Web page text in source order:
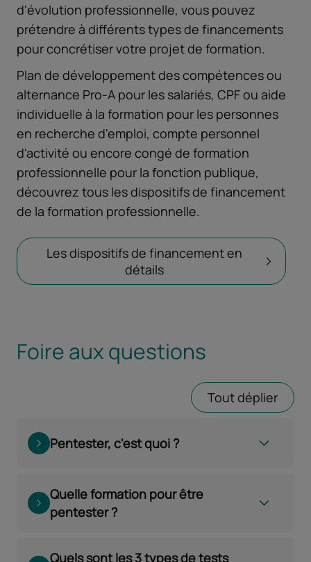
d'évolution professionnelle, vous pouvez
prétendre à différents types de financements
pour concrétiser votre projet de formation.
Plan de développement des compétences ou
alternance Pro-A pour les salariés, CPF ou aide
individuelle à la formation pour les personnes
en recherche d'emploi, compte personnel
d'activité ou encore congé de formation
professionnelle pour la fonction publique,
découvrez tous les dispositifs de financement
de la formation professionnelle.
Les dispositifs de financement en
détails Ouvrir dans un nouvel
Foire aux questions
Tout déplier
Pentester, c'est quoi ?
Quelle formation pour être
pentester ?
Quels sont les 3 types de tests